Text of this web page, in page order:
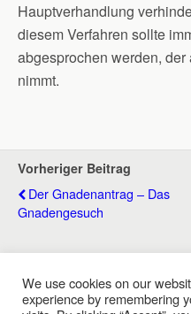
Hauptverhandlung
diesem Verfahren sollte
abgesprochen werden,
nimmt.
Vorheriger Beitrag
Der Gnadenantrag – Das
Gnadengesuch
Zum
We use cookies on our
experience by remembering